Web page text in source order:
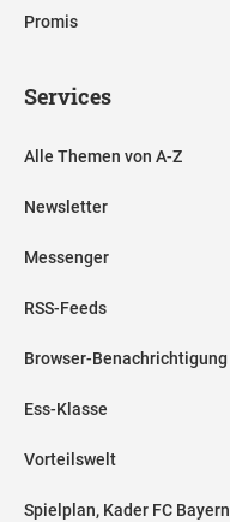
Promis
Services
Alle Themen von A-Z
Newsletter
Messenger
RSS-Feeds
Browser-Benachrichtigung
Ess-Klasse
Vorteilswelt
Spielplan, Kader FC Bayern